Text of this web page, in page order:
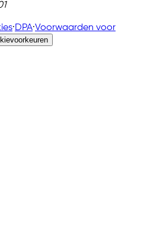
·DPA·Voorwaarden voor